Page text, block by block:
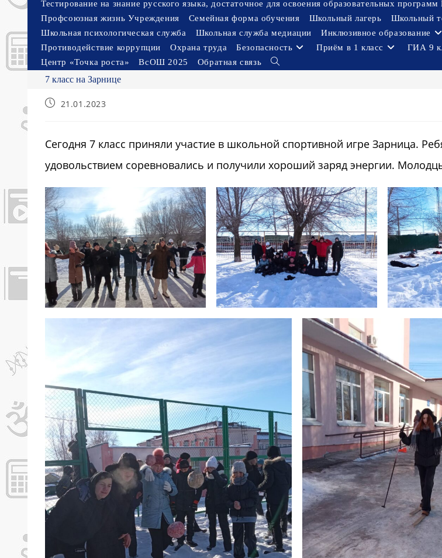
Тестирование на знание русского языка, достаточное для освоения образовательных
Профсоюзная жизнь Учреждения
Семейная форма обучения Школьный лагерь Школьный
Школьная психологическая служба
Школьная служба медиации Инклюзивное образование
Противодействие коррупции
Охрана труда Безопасность Приём в 1 класс ГИА 9
Центр «Точка роста»
ВсОШ 2025 Обратная связь
Переключить
7 класс на Зарнице
Запись21.01.2023
Сегодня 7 класс приняли участие в школьной спортивной игре Зарница.
удовольствием соревновались и получили хороший заряд энергии.